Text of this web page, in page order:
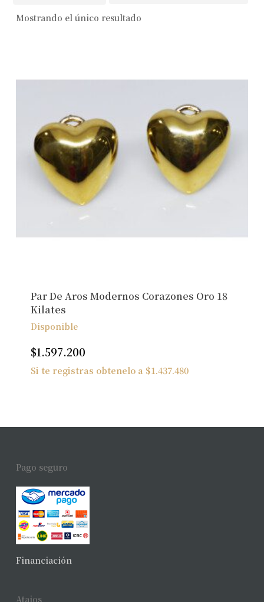
No hay productos en el carrito.
Mostrando el único resultado
Par De Aros Modernos Corazones Oro 18
Kilates
Disponible
$1.597.200
Si te registras obtenelo a $1.437.480
Pago seguro
Financiación
Atajos